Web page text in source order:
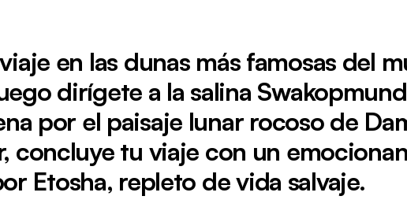
en las dunas más famosas del
dirígete a la salina
por el paisaje lunar rocoso de
concluye tu viaje con un
Etosha, repleto de vida salvaje.